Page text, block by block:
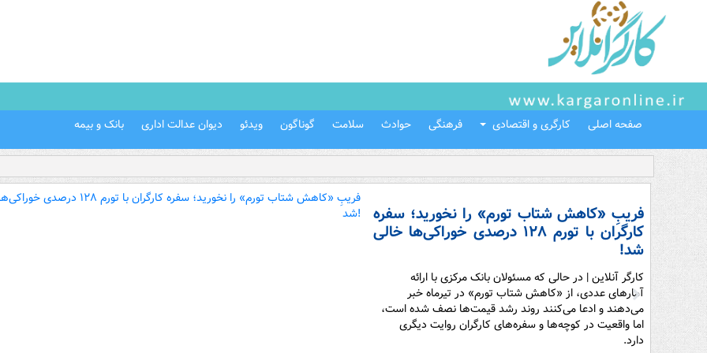
صفحه اصلی کارگری و اقتصادی فرهنگی حوادث سلامت گوناگون ویدئو دیوان عدالت اداری بانک و بیمه
فریبِ «کاهش شتاب تورم» را نخورید؛ سفره
کارگران با تورم ۱۲۸ درصدی خوراکی‌ها خالی
شد!
کارگر آنلاین | در حالی که مسئولان بانک مرکزی با ارائه
آمارهای عددی، از «کاهش شتاب تورم» در تیرماه خبر
می‌دهند و ادعا می‌کنند روند رشد قیمت‌ها نصف شده است،
اما واقعیت در کوچه‌ها و سفره‌های کارگران روایت دیگری
دارد.